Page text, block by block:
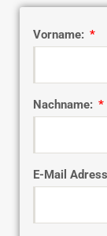
Vorname:
Nachname:
E-Mail